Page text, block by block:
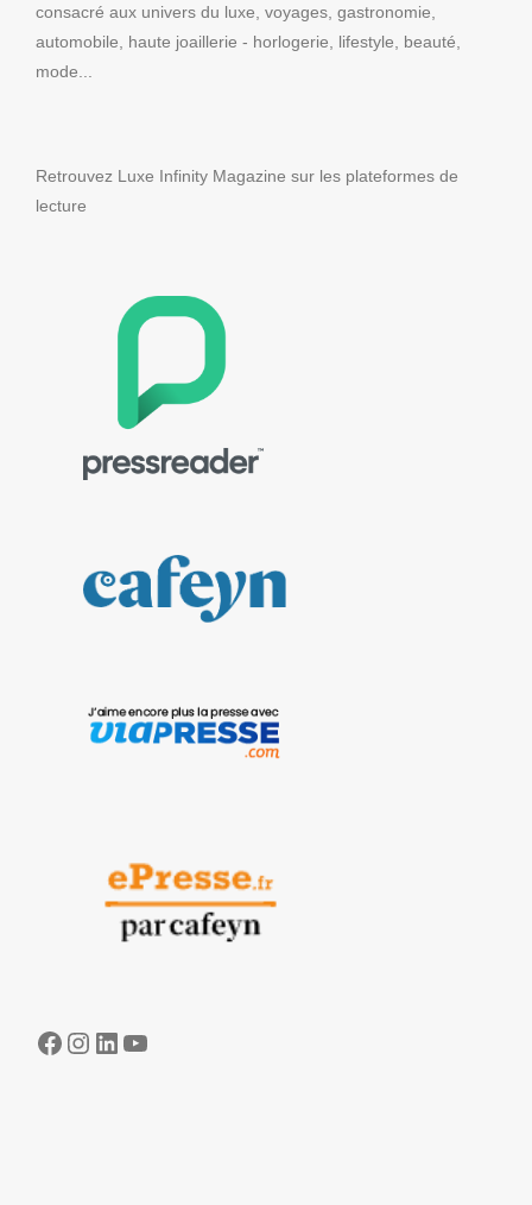
consacré aux univers du luxe, voyages, gastronomie,
automobile, haute joaillerie - horlogerie, lifestyle, beauté,
mode...
Retrouvez Luxe Infinity Magazine sur les plateformes de
lecture
Facebook
Instagram
LinkedIn
YouTube